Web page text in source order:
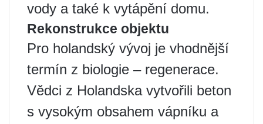
vody a také k vytápění domu.
Rekonstrukce objektu
Pro holandský vývoj je vhodnější
termín z biologie – regenerace.
Vědci z Holandska vytvořili beton
s vysokým obsahem vápníku a